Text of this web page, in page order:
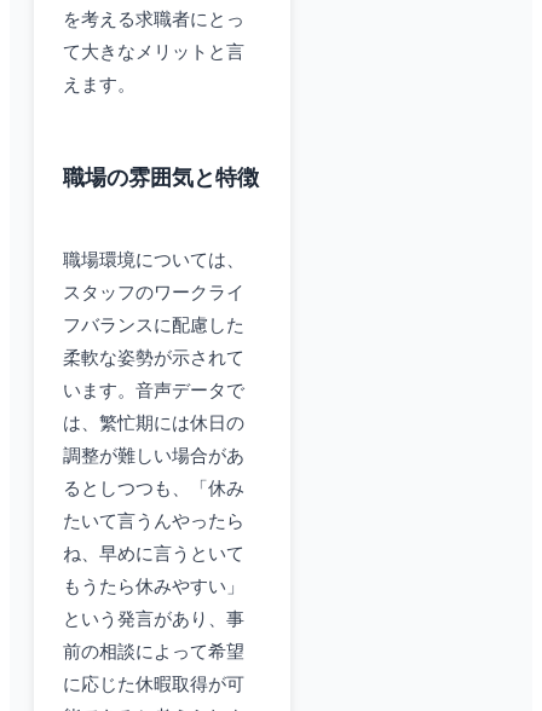
を考える求職者にとっ
て大きなメリットと言
えます。
職場の雰囲気と特徴
職場環境については、
スタッフのワークライ
フバランスに配慮した
柔軟な姿勢が示されて
います。音声データで
は、繁忙期には休日の
調整が難しい場合があ
るとしつつも、「休み
たいて言うんやったら
ね、早めに言うといて
もうたら休みやすい」
という発言があり、事
前の相談によって希望
に応じた休暇取得が可